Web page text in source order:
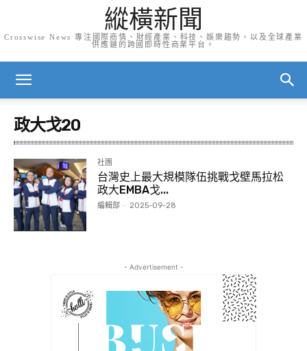
縱橫新聞
Crosswise News 專注國際商情、財經產業、科技、娛樂趨勢，以及全球產業
供應鏈的跨國即時性商業平台。
政大戈20
社團
台灣史上最大規模隊伍挑戰戈壁馬拉松
政大EMBA戈...
編輯部 - 2025-09-28
- Advertisement -